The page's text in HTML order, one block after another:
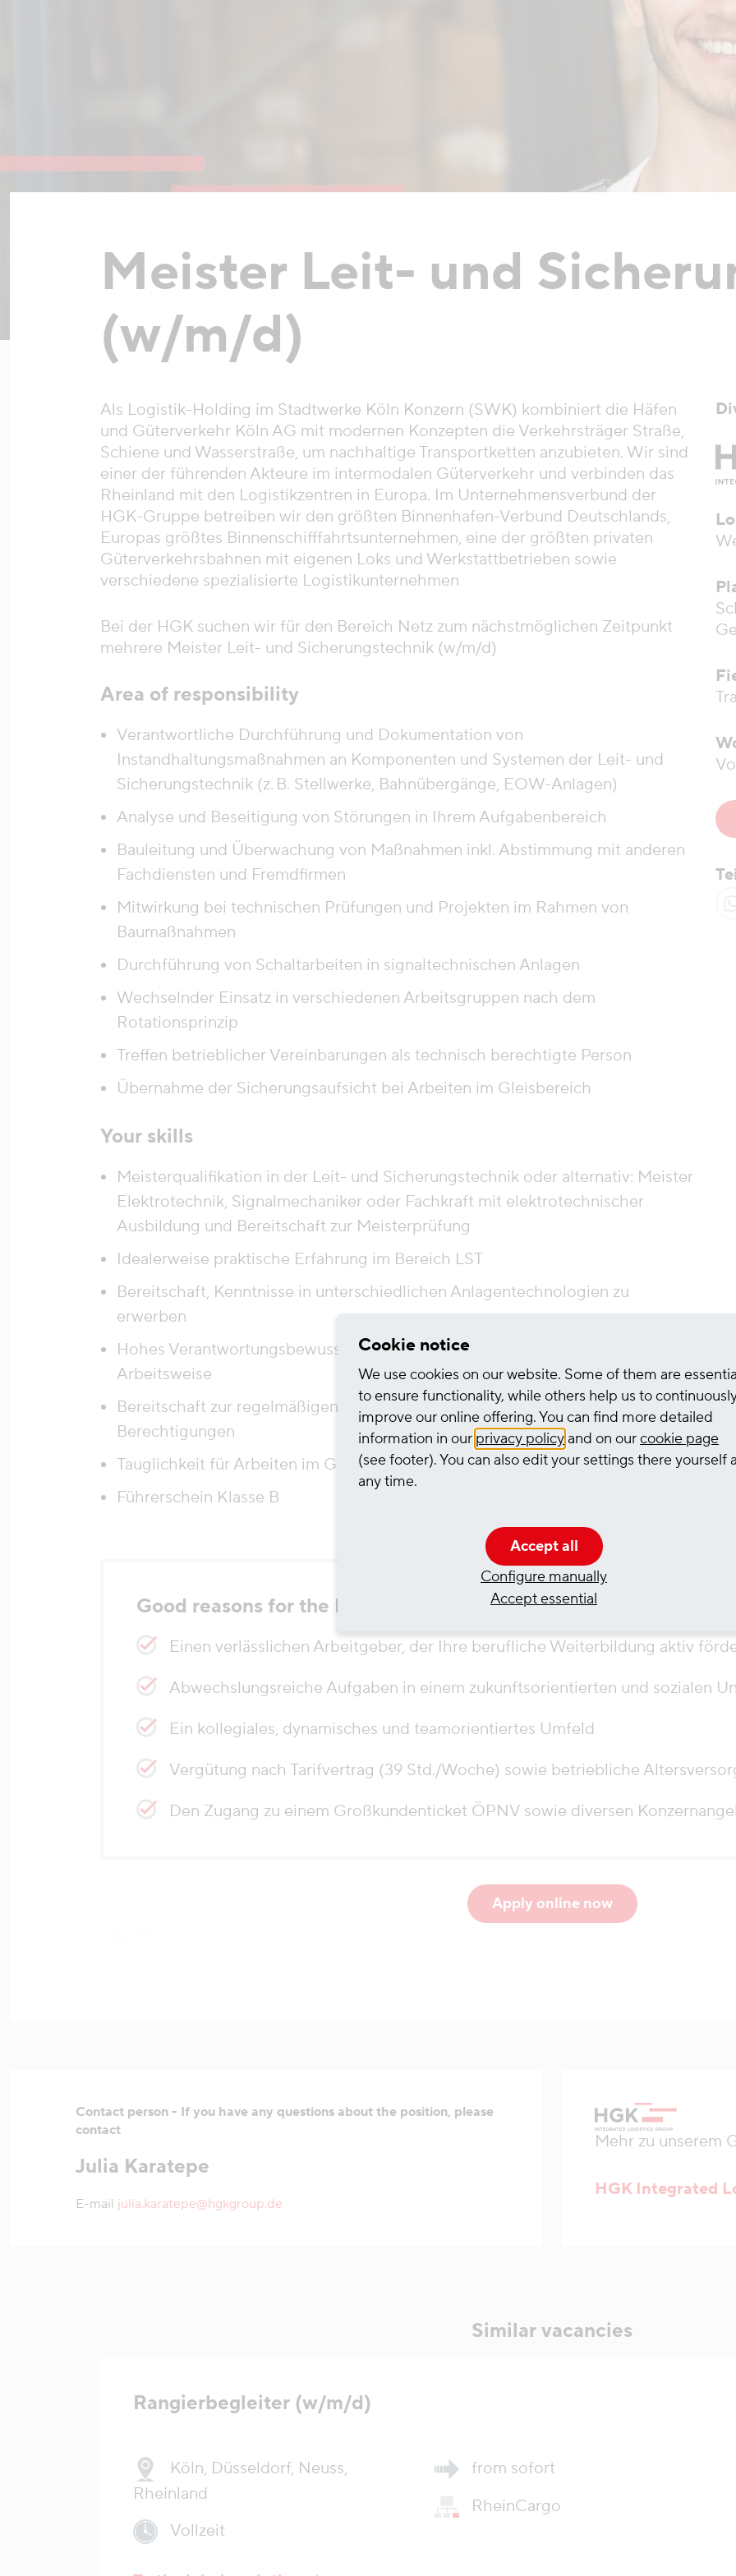
Meister Leit- und
(w/m/d)
Als Logistik-Holding im Stadtwerke Köln Konzern (SWK) kombiniert die Häfen
und Güterverkehr Köln AG mit modernen Konzepten die Verkehrsträger Straße,
Schiene und Wasserstraße, um nachhaltige Transportketten anzubieten. Wir sind
einer der führenden Akteure im intermodalen Güterverkehr und verbinden das
Rheinland mit den Logistikzentren in Europa. Im Unternehmensverbund der
HGK-Gruppe betreiben wir den größten Binnenhafen-Verbund Deutschlands,
Europas größtes Binnenschifffahrtsunternehmen, eine der größten privaten
Güterverkehrsbahnen mit eigenen Loks und Werkstattbetrieben sowie
verschiedene spezialisierte Logistikunternehmen
Bei der HGK suchen wir für den Bereich Netz zum nächstmöglichen Zeitpunkt
mehrere Meister Leit- und Sicherungstechnik (w/m/d)
Area of responsibility
Verantwortliche Durchführung und Dokumentation von
Instandhaltungsmaßnahmen an Komponenten und Systemen der Leit- und
Sicherungstechnik (z. B. Stellwerke, Bahnübergänge, EOW-Anlagen)
Analyse und Beseitigung von Störungen in Ihrem Aufgabenbereich
Bauleitung und Überwachung von Maßnahmen inkl. Abstimmung mit anderen
Fachdiensten und Fremdfirmen
Mitwirkung bei technischen Prüfungen und Projekten im Rahmen von
Baumaßnahmen
Durchführung von Schaltarbeiten in signaltechnischen Anlagen
Wechselnder Einsatz in verschiedenen Arbeitsgruppen nach dem
Rotationsprinzip
Treffen betrieblicher Vereinbarungen als technisch berechtigte Person
Übernahme der Sicherungsaufsicht bei Arbeiten im Gleisbereich
Your skills
Meisterqualifikation in der Leit- und Sicherungstechnik oder alternativ: Meister
Elektrotechnik, Signalmechaniker oder Fachkraft mit elektrotechnischer
Ausbildung und Bereitschaft zur Meisterprüfung
Idealerweise praktische Erfahrung im Bereich LST
Bereitschaft, Kenntnisse in unterschiedlichen Anlagentechnologien zu
erwerben
Hohes Verantwortungsbewusstsein und selbständige, strukturierte
Arbeitsweise
Bereitschaft zur regelmäßigen Weiterbildung sowie zum Erwerb notwendiger
Berechtigungen
Tauglichkeit für Arbeiten im Gleisbereich
Führerschein Klasse B
Good reasons for the HGK
Einen verlässlichen Arbeitgeber, der Ihre berufliche Weiterbildung aktiv
Abwechslungsreiche Aufgaben in einem zukunftsorientierten und sozialen
Ein kollegiales, dynamisches und teamorientiertes Umfeld
Vergütung nach Tarifvertrag (39 Std./Woche) sowie betriebliche
Den Zugang zu einem Großkundenticket ÖPNV sowie diversen
Apply online now
Contact person - If you have any questions about the position, please
contact
Julia Karatepe
E-mail julia.karatepe@hgkgroup.de
Mehr zu unserem
HGK Integrated
Similar vacancies
Rangierbegleiter (w/m/d)
Rheinland
Vollzeit
from sofort
RheinCargo
Cookie notice
We use cookies on our website. Some of them are
to ensure functionality, while others help us to
improve our online offering. You can find more detailed
information in our privacy policyand on ourcookie page
(see footer). You can also edit your settings there yourself
any time.
Accept all
Configure manually
Accept essential